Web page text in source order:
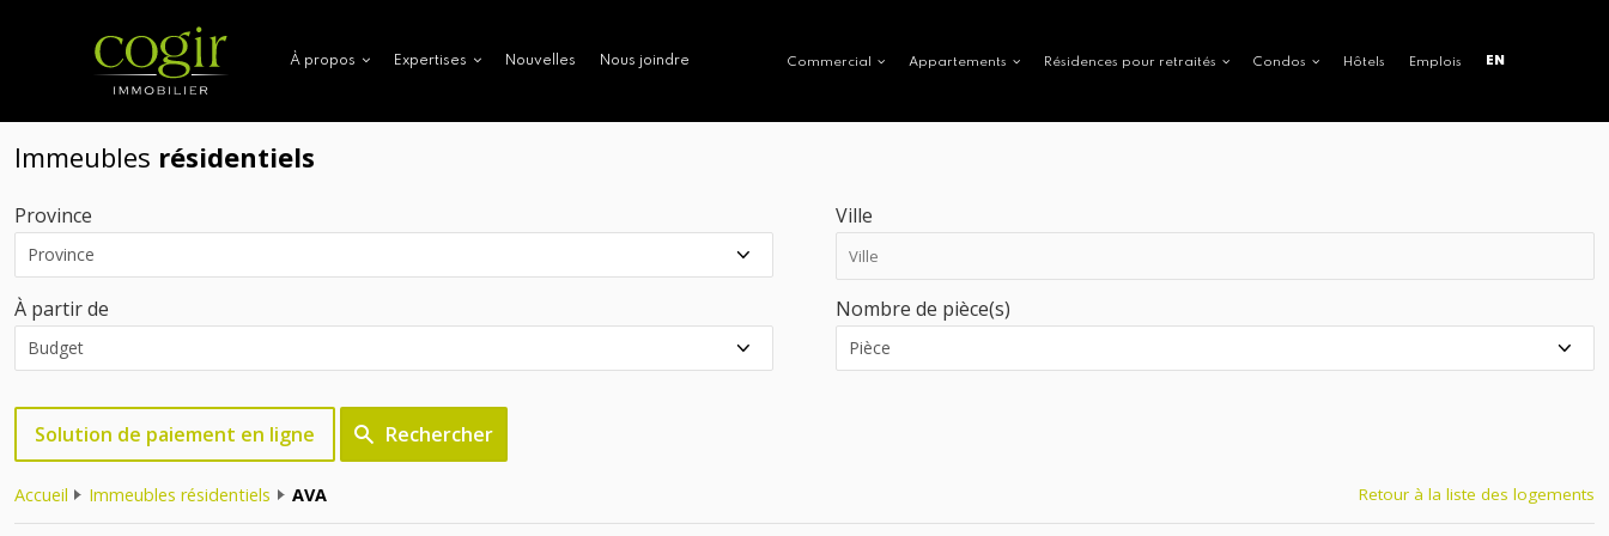
À propos Expertises Nouvelles Nous joindre Commercial Appartements Résidences pour retraités Condos Hôtels Emplois EN
Immeubles résidentiels
Province Ville
À partir de Nombre de pièce(s)
Solution de paiement en ligne Rechercher
Accueil Immeubles résidentiels AVA Retour à la liste des logements